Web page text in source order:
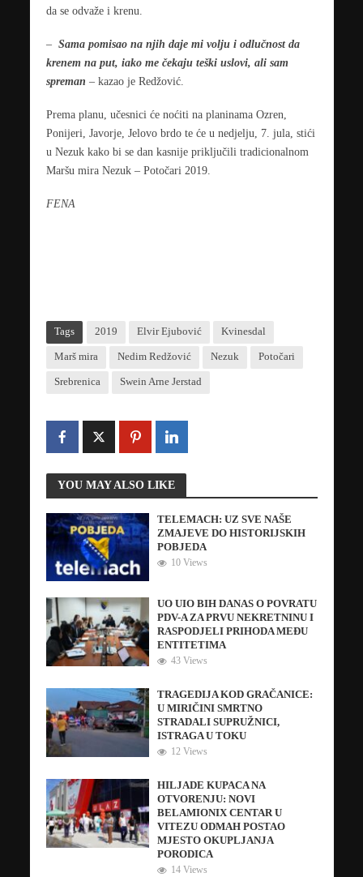
da se odvaže i krenu.
– Sama pomisao na njih daje mi volju i odlučnost da
krenem na put, iako me čekaju teški uslovi, ali sam
spreman – kazao je Redžović.
Prema planu, učesnici će noćiti na planinama Ozren,
Ponijeri, Javorje, Jelovo brdo te će u nedjelju, 7. jula, stići
u Nezuk kako bi se dan kasnije priključili tradicionalnom
Maršu mira Nezuk – Potočari 2019.
FENA
Tags 2019 Elvir Ejubović Kvinesdal
Marš mira Nedim Redžović Nezuk Potočari
Srebrenica Swein Arne Jerstad
YOU MAY ALSO LIKE
TELEMACH: UZ SVE NAŠE
ZMAJEVE DO HISTORIJSKIH
POBJEDA
10 Views
UO UIO BIH DANAS O POVRATU
PDV-A ZA PRVU NEKRETNINU I
RASPODJELI PRIHODA MEĐU
ENTITETIMA
43 Views
TRAGEDIJA KOD GRAČANICE:
U MIRIČINI SMRTNO
STRADALI SUPRUŽNICI,
ISTRAGA U TOKU
12 Views
HILJADE KUPACA NA
OTVORENJU: NOVI
BELAMIONIX CENTAR U
VITEZU ODMAH POSTAO
MJESTO OKUPLJANJA
PORODICA
14 Views